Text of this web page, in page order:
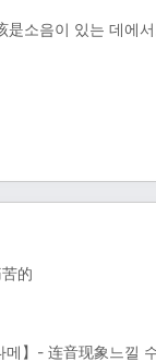
소음이 있는 데에서
的
】- 连音现象느낄